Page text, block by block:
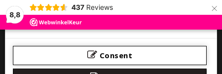
8,8
437 Reviews ×
Consent